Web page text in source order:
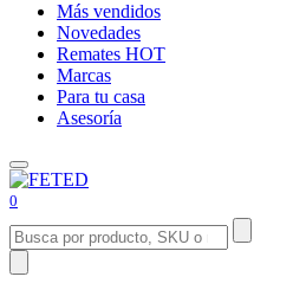
Más vendidos
Novedades
Remates HOT
Marcas
Para tu casa
Asesoría
0